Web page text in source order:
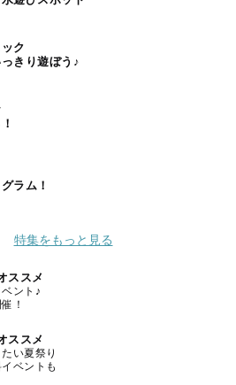
ク
きり遊ぼう♪
ラム！
特集をもっと見る
ススメ
ント♪
！
ススメ
い夏祭り
ベントも